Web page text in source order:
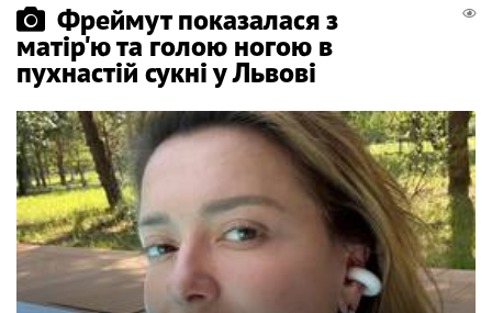
Фреймут показалася з
матір'ю та голою ногою в
пухнастій сукні у Львові